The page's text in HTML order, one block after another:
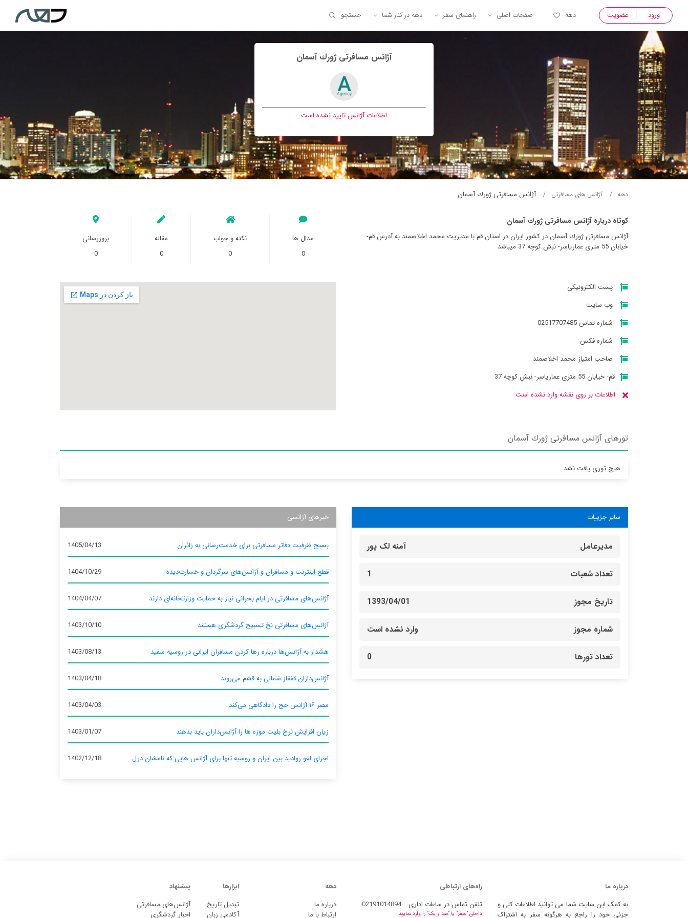
ورود عضویت دهه صفحات اصلی راهنمای سفر دهه در کنار شما جستجو
آژانس مسافرتی ژورك آسمان
اطلاعات آژانس تایید نشده است
دهه آژانس های مسافرتی آژانس مسافرتی ژورك آسمان
کوتاه درباره آژانس مسافرتی ژورك آسمان
آژانس مسافرتی ژورك آسمان در کشور ایران در استان قم با مدیریت محمد اخلاصمند به آدرس قم-
خیابان 55 متری عماریاسر- نبش کوچه 37 میباشد
مدال ها
0
نکته و جواب
0
مقاله
0
بروزرسانی
0
پست الکترونیکی
وب سایت
شماره تماس 02517707485
شماره فکس
صاحب امتیاز محمد اخلاصمند
قم- خیابان 55 متری عماریاسر- نبش کوچه 37
اطلاعات بر روی نقشه وارد نشده است
تورهای آژانس مسافرتی ژورك آسمان
هیچ توری یافت نشد
سایر جزییات
مدیرعامل آمنه لک پور
تعداد شعبات 1
تاریخ مجوز 1393/04/01
شماره مجوز وارد نشده است
تعداد تورها 0
خبرهای آژانسی
بسیج ظرفیت دفاتر مسافرتی برای خدمت‌رسانی به زائران 1405/04/13
قطع اینترنت و مسافران و آژانس‌های سرگردان و خسارت‌دیده 1404/10/29
آژانس‌های مسافرتی در ایام بحرانی نیاز به حمایت وزارتخانه‌ای دارند 1404/04/07
آژانس‌های مسافرتی نخ تسبیح گردشگری هستند 1403/10/10
هشدار به آژانس‌ها درباره رها کردن مسافران ایرانی در روسیه سفید 1403/08/13
آژانس‌داران قفقاز شمالی به قشم می‌روند 1403/04/18
مصر ۱۶ آژانس حج را دادگاهی می‌کند 1403/04/03
زیان افزایش نرخ بلیت موزه ها را آژانس‌داران باید بدهند 1403/01/07
اجرای لغو روادید بین ایران و روسیه تنها برای آژانس‌ هایی که نامشان درل... 1402/12/18
درباره ما
به کمک این سایت شما می توانید اطلاعات کلی و
جزئی خود را راجع به هرگونه سفر به اشتراک
راه‌های ارتباطی
تلفن تماس در ساعات اداری
02191014894
داخلی "صفر" یا "صد و یک" را وارد نمایید
دهه
درباره ما
ارتباط با ما
ابزارها
تبدیل تاریخ
آکادمی زبان
پیشنهاد
آژانس‌های مسافرتی
اخبار گردشگری